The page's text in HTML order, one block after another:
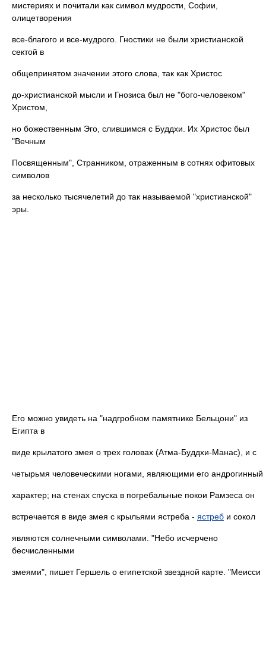
мистериях и почитали как символ мудрости, Софии,
олицетворения
все-благого и все-мудрого. Гностики не были христианской
сектой в
общепринятом значении этого слова, так как Христос
до-христианской мысли и Гнозиса был не "бого-человеком"
Христом,
но божественным Эго, слившимся с Буддхи. Их Христос был
"Вечным
Посвященным", Странником, отраженным в сотнях офитовых
символов
за несколько тысячелетий до так называемой "христианской"
эры.
Его можно увидеть на "надгробном памятнике Бельцони" из
Египта в
виде крылатого змея о трех головах (Атма-Буддхи-Манас), и с
четырьмя человеческими ногами, являющими его андрогинный
характер; на стенах спуска в погребальные покои Рамзеса он
встречается в виде змея с крыльями ястреба - ястреб и сокол
являются солнечными символами. "Небо исчерчено
бесчисленными
змеями", пишет Гершель о египетской звездной карте. "Меисси